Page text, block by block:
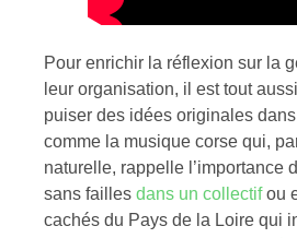
Pour enrichir la réflexion sur la
leur organisation, il est tout
puiser des idées originales
comme la musique corse qui,
naturelle, rappelle l’importance
sans failles dans un collectifou
cachés du Pays de la Loire qui